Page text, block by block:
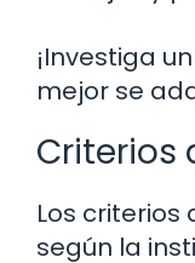
¡Investiga
mejor se
Criterios
Los criterios
según la